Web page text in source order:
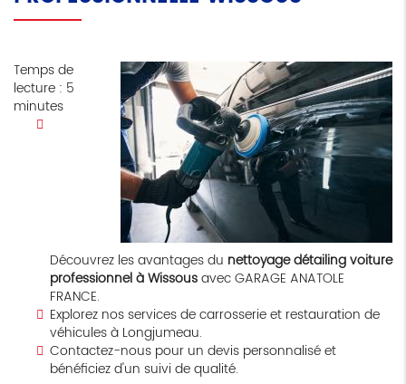
Temps de
lecture : 5
minutes
Découvrez les avantages du nettoyage détailing voiture
professionnel à Wissousavec GARAGE ANATOLE
FRANCE.
Explorez nos services de carrosserie et restauration de
véhicules à Longjumeau.
Contactez-nous pour un devis personnalisé et
bénéficiez d'un suivi de qualité.